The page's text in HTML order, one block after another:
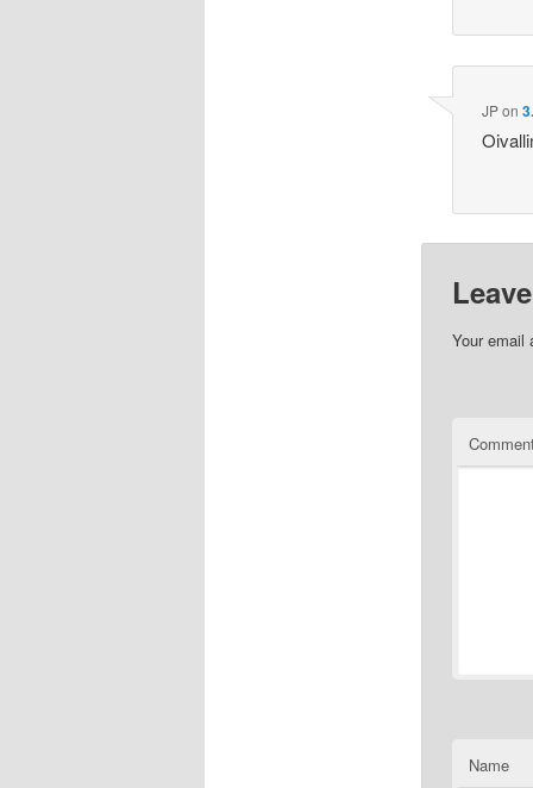
JPon
Your email
Name